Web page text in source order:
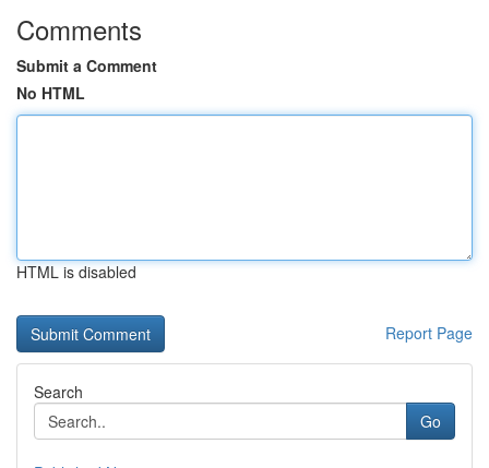
Comments
Submit a Comment
No HTML
HTML is disabled
Report Page
Search
Go